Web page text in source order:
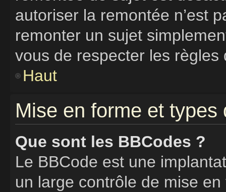
autoriser la remontée n’est
remonter un sujet
vous de respecter les
Haut
Mise en forme et types
Que sont les BBCodes ?
Le BBCode est une
un large contrôle de mise